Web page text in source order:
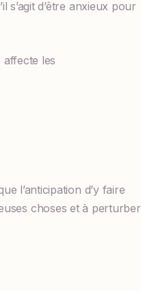
s’agit d’être anxieux pour
affecte les
l’anticipation d’y faire
choses et à perturber